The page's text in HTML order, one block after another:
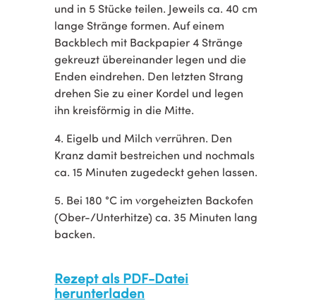
und in 5 Stücke teilen. Jeweils ca. 40 cm
lange Stränge formen. Auf einem
Backblech mit Backpapier 4 Stränge
gekreuzt übereinander legen und die
Enden eindrehen. Den letzten Strang
drehen Sie zu einer Kordel und legen
ihn kreisförmig in die Mitte.
4. Eigelb und Milch verrühren. Den
Kranz damit bestreichen und nochmals
ca. 15 Minuten zugedeckt gehen lassen.
5. Bei 180 °C im vorgeheizten Backofen
(Ober-/Unterhitze) ca. 35 Minuten lang
backen.
Rezept als PDF-Datei
herunterladen